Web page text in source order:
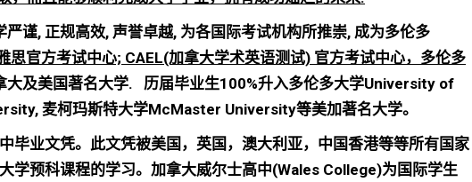
谨, 正规高效, 声誉卓越, 为各国际考试机构所推崇, 成为多伦多
思官方考试中心; CAEL(加拿大学术英语测试) 官方考试中心，多伦多
大及美国著名大学. 历届毕业生100%升入多伦多大学University of
麦柯玛斯特大学McMaster University等美加著名大学。
毕业文凭。此文凭被美国，英国，澳大利亚，中国香港等等所有国家
学预科课程的学习。加拿大威尔士高中(Wales College)为国际学生